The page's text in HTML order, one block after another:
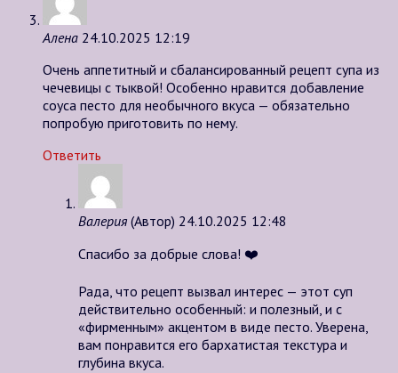
Алена 24.10.2025 12:19
Очень аппетитный и сбалансированный рецепт супа из
чечевицы с тыквой! Особенно нравится добавление
соуса песто для необычного вкуса — обязательно
попробую приготовить по нему.
Ответить
Валерия (Автор) 24.10.2025 12:48
Спасибо за добрые слова! ❤️
Рада, что рецепт вызвал интерес — этот суп
действительно особенный: и полезный, и с
«фирменным» акцентом в виде песто. Уверена,
вам понравится его бархатистая текстура и
глубина вкуса.